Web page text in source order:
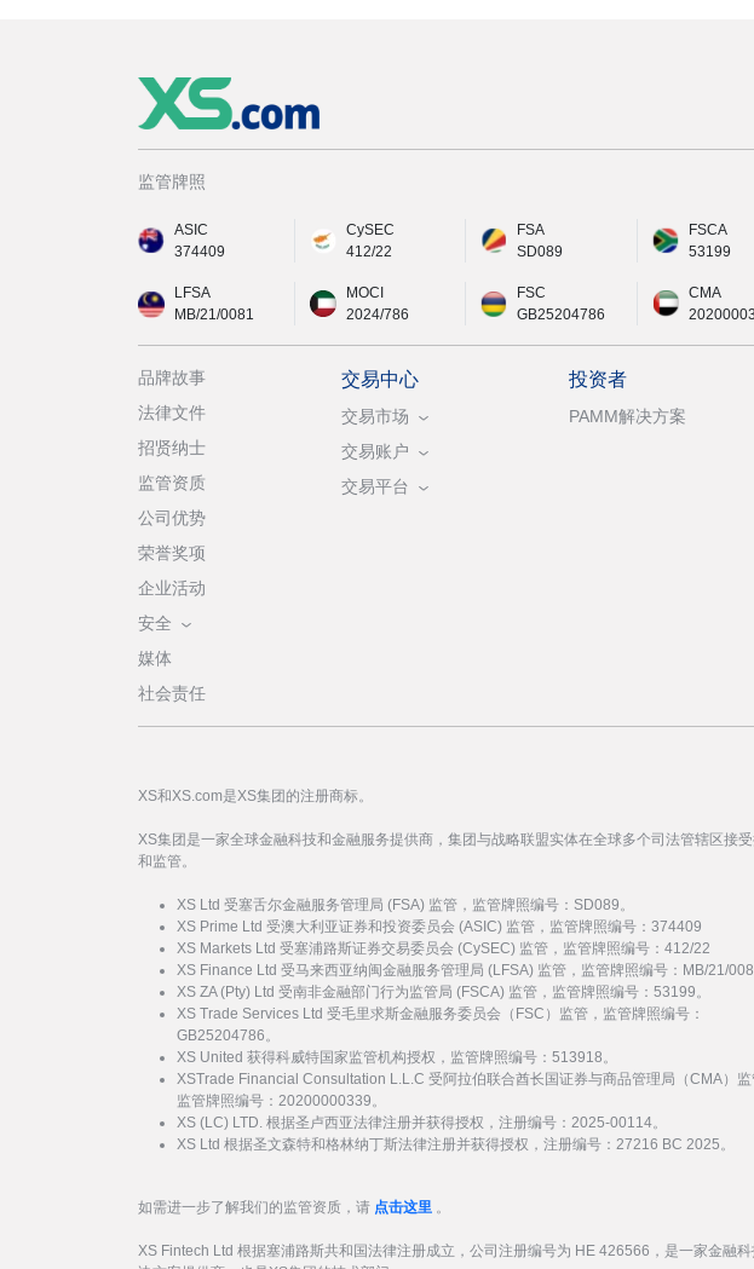
监管牌照
ASIC
374409
CySEC
412/22
FSA
SD089
FSCA
53199
LFSA
MB/21/0081
MOCI
2024/786
FSC
GB25204786
CMA
品牌故事
法律文件
招贤纳士
监管资质
公司优势
荣誉奖项
企业活动
安全
媒体
社会责任
交易中心
交易市场
交易账户
交易平台
投资者
PAMM解决方案
XS和XS.com是XS集团的注册商标。
XS集团是一家全球金融科技和金融服务提供商，集团与战略联盟实体在全球多个司法管辖区接
和监管。
XS Ltd 受塞舌尔金融服务管理局 (FSA) 监管，监管牌照编号：SD089。
XS Prime Ltd 受澳大利亚证券和投资委员会 (ASIC) 监管，监管牌照编号：374409
XS Markets Ltd 受塞浦路斯证券交易委员会 (CySEC) 监管，监管牌照编号：412/22
XS Finance Ltd 受马来西亚纳闽金融服务管理局 (LFSA) 监管，监管牌照编号：MB/21/
XS ZA (Pty) Ltd 受南非金融部门行为监管局 (FSCA) 监管，监管牌照编号：53199。
XS Trade Services Ltd 受毛里求斯金融服务委员会（FSC）监管，监管牌照编号：
GB25204786。
XS United 获得科威特国家监管机构授权，监管牌照编号：513918。
XSTrade Financial Consultation L.L.C 受阿拉伯联合酋长国证券与商品管理局（CMA）监
监管牌照编号：20200000339。
XS (LC) LTD. 根据圣卢西亚法律注册并获得授权，注册编号：2025-00114。
XS Ltd 根据圣文森特和格林纳丁斯法律注册并获得授权，注册编号：27216 BC 2025。
如需进一步了解我们的监管资质，请 点击这里 。
XS Fintech Ltd 根据塞浦路斯共和国法律注册成立，公司注册编号为 HE 426566，是一家金融